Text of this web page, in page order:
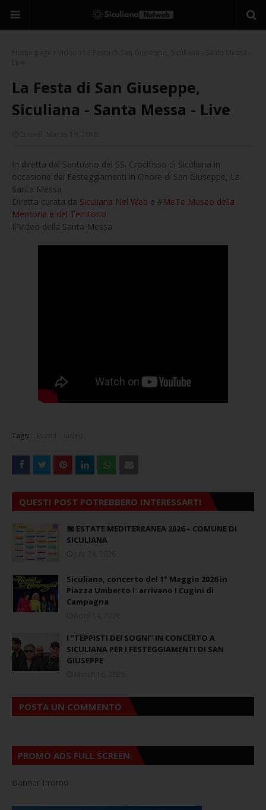
La Festa di San Giuseppe,
Siculiana - Santa Messa - Live
In diretta dal Santuario del SS. Crocifisso di Siculiana in
occasione dei Festeggiamenti in Onore di San Giuseppe, La
Santa Messa
Diretta curata da Siculiana Nel Web e #MeTe Museo della
Memoria e del Territorio
Il Video della Santa Messa
Tags:
QUESTI POST POTREBBERO INTERESSARTI
📅 ESTATE MEDITERRANEA 2026 – COMUNE DI
SICULIANA
Siculiana, concerto del 1° Maggio 2026 in
Piazza Umberto I: arrivano I Cugini di
Campagna
I “TEPPISTI DEI SOGNI” IN CONCERTO A
SICULIANA PER I FESTEGGIAMENTI DI SAN
GIUSEPPE
POSTA UN COMMENTO
PROMO ADS FULL SCREEN
Banner Promo